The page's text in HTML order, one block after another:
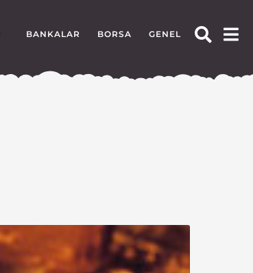
BANKALAR BORSA GENEL